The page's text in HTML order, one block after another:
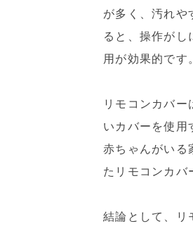
が多く、汚れや
ると、操作がし
用が効果的です。
リモコンカバー
いカバーを使用
赤ちゃんがいる
たリモコンカバ
結論として、リ